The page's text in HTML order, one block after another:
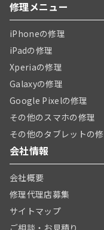
修理メニュー
iPhoneの修理
iPadの修理
Xperiaの修理
Galaxyの修理
Google Pixelの修理
その他のスマホの修理
その他のタブレットの
会社情報
会社概要
修理代理店募集
サイトマップ